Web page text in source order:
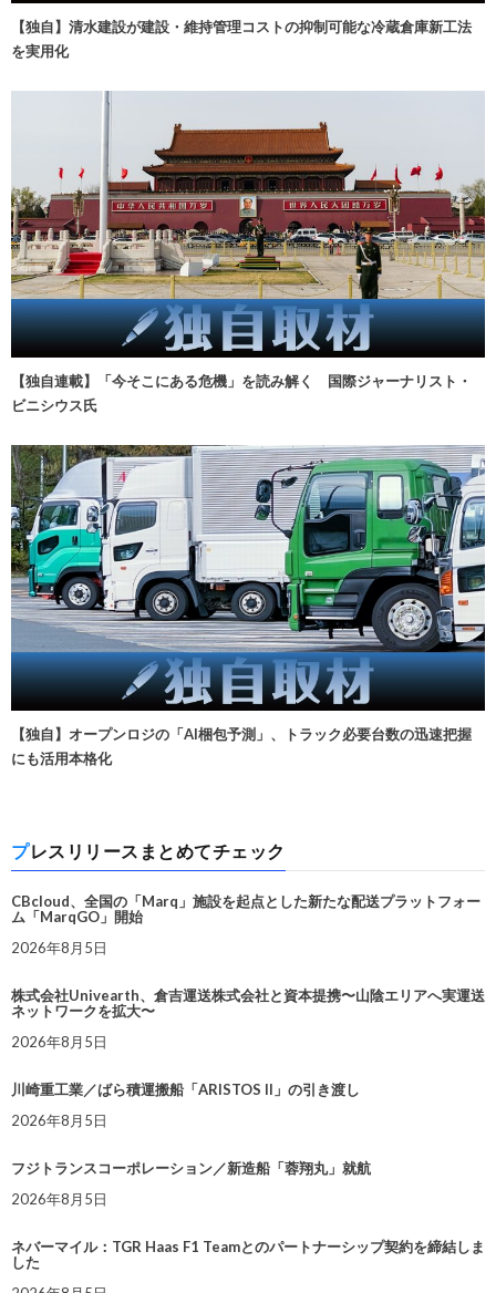
【独自】清水建設が建設・維持管理コストの抑制可能な冷蔵倉庫新工法
を実用化
【独自連載】「今そこにある危機」を読み解く 国際ジャーナリスト・
ビニシウス氏
【独自】オープンロジの「AI梱包予測」、トラック必要台数の迅速把握
にも活用本格化
プレスリリースまとめてチェック
CBcloud、全国の「Marq」施設を起点とした新たな配送プラットフォー
ム「MarqGO」開始
2026年8月5日
株式会社Univearth、倉吉運送株式会社と資本提携〜山陰エリアへ実運送
ネットワークを拡大〜
2026年8月5日
川崎重工業／ばら積運搬船「ARISTOS II」の引き渡し
2026年8月5日
フジトランスコーポレーション／新造船「蓉翔丸」就航
2026年8月5日
ネバーマイル：TGR Haas F1 Teamとのパートナーシップ契約を締結しま
した